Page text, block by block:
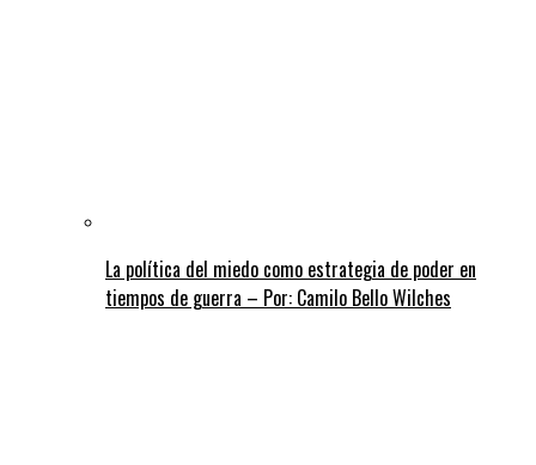
La política del miedo como estrategia de poder en
tiempos de guerra – Por: Camilo Bello Wilches